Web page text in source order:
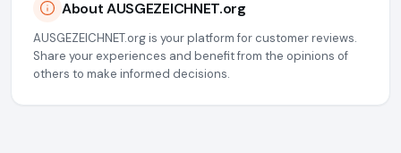
About AUSGEZEICHNET.org
AUSGEZEICHNET.org is your platform for customer reviews.
Share your experiences and benefit from the opinions of
others to make informed decisions.